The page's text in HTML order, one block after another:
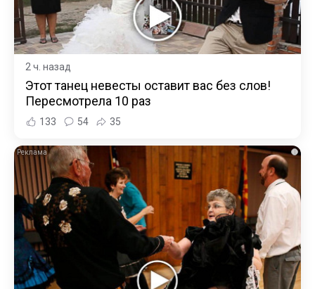
2 ч. назад
Этот танец невесты оставит вас без слов!
Пересмотрела 10 раз
133 54 35
i